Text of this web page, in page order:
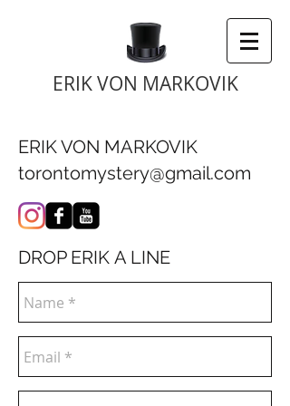
ERIK VON MARKOVIK
ERIK VON MARKOVIK
torontomystery@gmail.com
DROP ERIK A LINE